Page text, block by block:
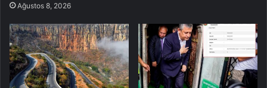
Ağustos 8, 2026